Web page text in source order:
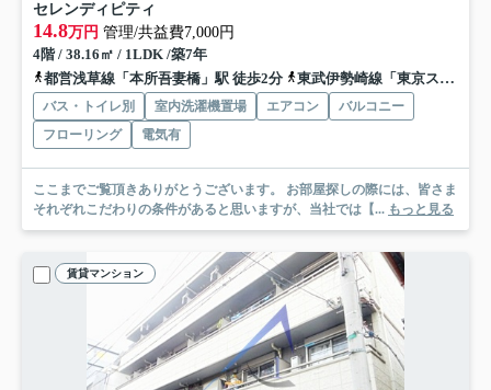
セレンディピティ
14.8万円 管理/共益費7,000円
4階 / 38.16㎡ / 1LDK /築7年
都営浅草線「本所吾妻橋」駅 徒歩2分
東武伊勢崎線「東京スカイツリー」駅 徒歩6分
バス・トイレ別 室内洗濯機置場 エアコン
バルコニー
フローリング
電気有
ここまでご覧頂きありがとうございます。 お部屋探しの際には、皆さま
それぞれこだわりの条件があると思いますが、当社では【... もっと見る
賃貸マンション